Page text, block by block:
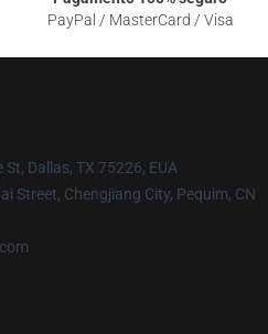
PayPal / MasterCard / Visa
Dallas, TX 75226, EUA
Street, Chengjiang City, Pequim, CN